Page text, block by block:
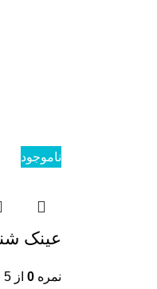
ناموجود
عینک
نمره 0 از 5